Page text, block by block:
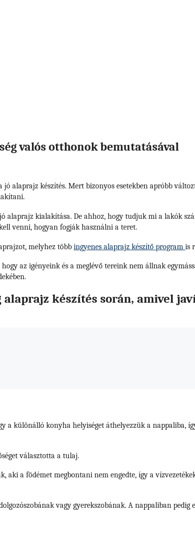
valós otthonok bemutatásával
alaprajz készítés. Mert bizonyos esetekben apróbb
alaprajz kialakítása. De ahhoz, hogy tudjuk mi a lakók
venni, hogyan fogják használni a teret.
melyhez több ingyenes alaprajz készítő program is
az igényeink és a meglévő tereink nem állnak
alaprajz készítés során, amivel
a különálló konyha helyiséget áthelyezzük a nappaliba,
választotta a tulaj.
a födémet megbontani nem engedte, így a
vagy gyerekszobának. A nappaliban pedig